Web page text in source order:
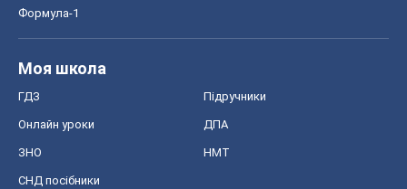
Формула-1
Моя школа
ГДЗ Підручники
Онлайн уроки ДПА
ЗНО НМТ
СНД посібники